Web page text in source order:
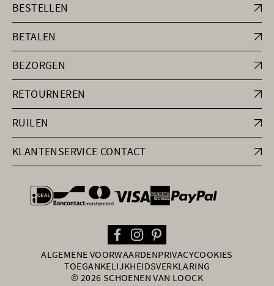
BESTELLEN
BETALEN
BEZORGEN
RETOURNEREN
RUILEN
KLANTENSERVICE CONTACT
general.paymentOptions
ALGEMENE VOORWAARDENPRIVACYCOOKIES
TOEGANKELIJKHEIDSVERKLARING
© 2026 SCHOENEN VAN LOOCK